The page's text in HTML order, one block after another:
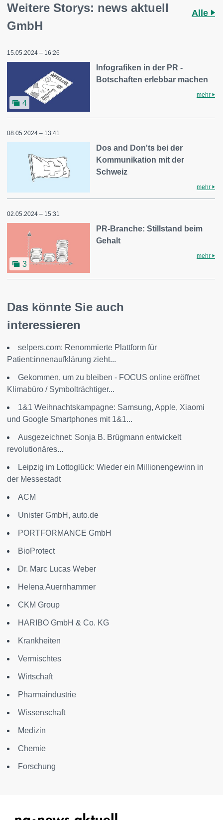
Weitere Storys: news aktuell
GmbH
Alle
15.05.2024 – 16:26
4
Infografiken in der PR -
Botschaften erlebbar machen
mehr
08.05.2024 – 13:41
Dos and Don'ts bei der
Kommunikation mit der
Schweiz
mehr
02.05.2024 – 15:31
3
PR-Branche: Stillstand beim
Gehalt
mehr
Das könnte Sie auch
interessieren
selpers.com: Renommierte Plattform für
Patient:innenaufklärung zieht...
Gekommen, um zu bleiben - FOCUS online eröffnet
Klimabüro / Symbolträchtiger...
1&1 Weihnachtskampagne: Samsung, Apple, Xiaomi
und Google Smartphones mit 1&1...
Ausgezeichnet: Sonja B. Brügmann entwickelt
revolutionäres...
Leipzig im Lottoglück: Wieder ein Millionengewinn in
der Messestadt
ACM
Unister GmbH, auto.de
PORTFORMANCE GmbH
BioProtect
Dr. Marc Lucas Weber
Helena Auernhammer
CKM Group
HARIBO GmbH & Co. KG
Krankheiten
Vermischtes
Wirtschaft
Pharmaindustrie
Wissenschaft
Medizin
Chemie
Forschung